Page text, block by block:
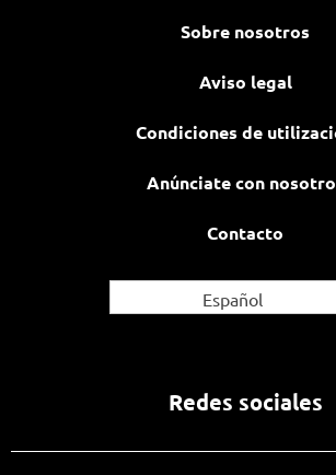
Sobre nosotros
Aviso legal
Condiciones de
Anúnciate con
Contacto
Español
Redes sociales